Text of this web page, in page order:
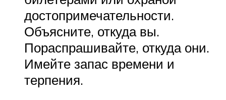
достопримечательности.
Объясните, откуда вы.
Пораспрашивайте, откуда они.
Имейте запас времени и
терпения.